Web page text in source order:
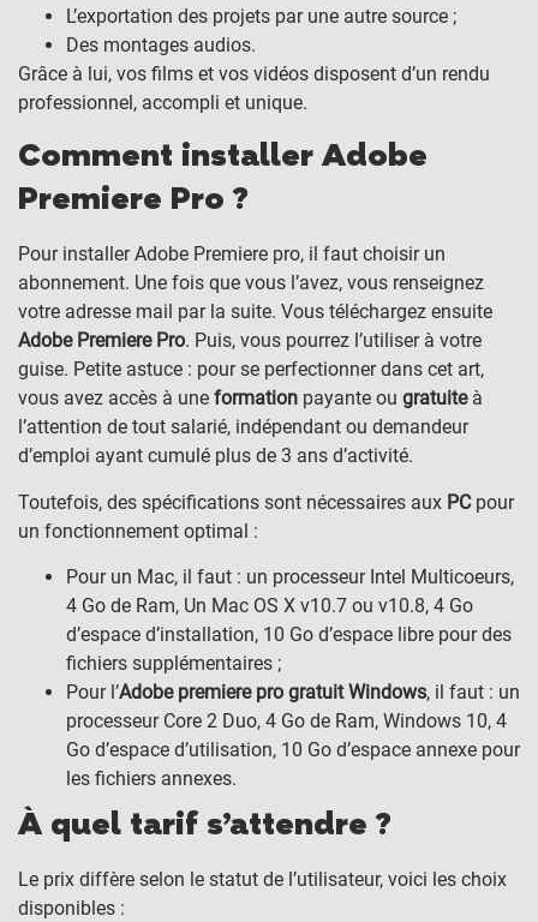
L’exportation des projets par une autre source ;
Des montages audios.
Grâce à lui, vos films et vos vidéos disposent d’un rendu
professionnel, accompli et unique.
Comment installer Adobe
Premiere Pro ?
Pour installer Adobe Premiere pro, il faut choisir un
abonnement. Une fois que vous l’avez, vous renseignez
votre adresse mail par la suite. Vous téléchargez ensuite
Adobe Premiere Pro. Puis, vous pourrez l’utiliser à votre
guise. Petite astuce : pour se perfectionner dans cet art,
vous avez accès à une formation payante ou gratuiteà
l’attention de tout salarié, indépendant ou demandeur
d’emploi ayant cumulé plus de 3 ans d’activité.
Toutefois, des spécifications sont nécessaires aux PCpour
un fonctionnement optimal :
Pour un Mac, il faut : un processeur Intel Multicoeurs,
4 Go de Ram, Un Mac OS X v10.7 ou v10.8, 4 Go
d’espace d’installation, 10 Go d’espace libre pour des
fichiers supplémentaires ;
Pour l’Adobe premiere pro gratuit Windows, il faut : un
processeur Core 2 Duo, 4 Go de Ram, Windows 10, 4
Go d’espace d’utilisation, 10 Go d’espace annexe pour
les fichiers annexes.
À quel tarif s’attendre ?
Le prix diffère selon le statut de l’utilisateur, voici les choix
disponibles :